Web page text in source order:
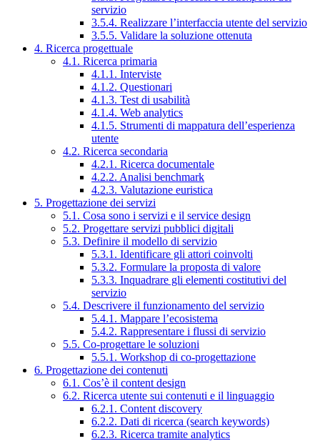
servizio
3.5.4. Realizzare l’interfaccia utente del servizio
3.5.5. Validare la soluzione ottenuta
4. Ricerca progettuale
4.1. Ricerca primaria
4.1.1. Interviste
4.1.2. Questionari
4.1.3. Test di usabilità
4.1.4. Web analytics
4.1.5. Strumenti di mappatura dell’esperienza
utente
4.2. Ricerca secondaria
4.2.1. Ricerca documentale
4.2.2. Analisi benchmark
4.2.3. Valutazione euristica
5. Progettazione dei servizi
5.1. Cosa sono i servizi e il service design
5.2. Progettare servizi pubblici digitali
5.3. Definire il modello di servizio
5.3.1. Identificare gli attori coinvolti
5.3.2. Formulare la proposta di valore
5.3.3. Inquadrare gli elementi costitutivi del
servizio
5.4. Descrivere il funzionamento del servizio
5.4.1. Mappare l’ecosistema
5.4.2. Rappresentare i flussi di servizio
5.5. Co-progettare le soluzioni
5.5.1. Workshop di co-progettazione
6. Progettazione dei contenuti
6.1. Cos’è il content design
6.2. Ricerca utente sui contenuti e il linguaggio
6.2.1. Content discovery
6.2.2. Dati di ricerca (search keywords)
6.2.3. Ricerca tramite analytics